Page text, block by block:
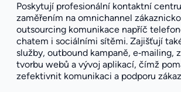
Poskytují profesionální kontaktní
zaměřením na omnichannel
outsourcing komunikace napříč
chatem i sociálními sítěmi. Zajišťují
služby, outbound kampaně, e‑mailing,
tvorbu webů a vývoj aplikací, čímž
zefektivnit komunikaci a podporu